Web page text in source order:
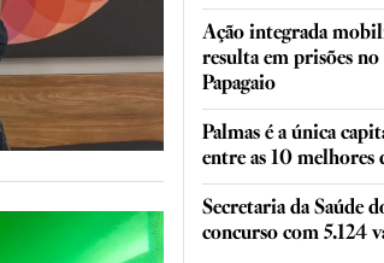
Ação integrada
resulta em prisões
Papagaio
Palmas é a única
entre as 10 melhores
Secretaria da Saúde
concurso com 5.124